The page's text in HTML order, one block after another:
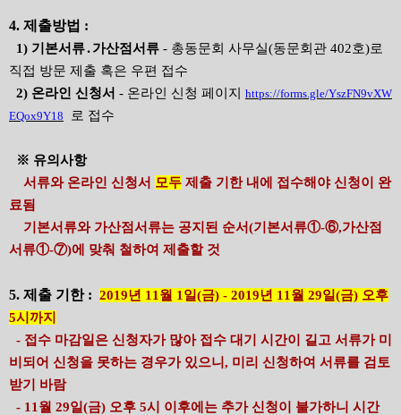
4. 제출방법 :
1) 기본서류․가산점서류 - 총동문회 사무실(동문회관 402호)로
직접 방문 제출 혹은 우편 접수
2) 온라인 신청서 - 온라인 신청 페이지 https://forms.gle/YszFN9vXW
EQox9Y18 로 접수
※ 유의사항
서류와 온라인 신청서 모두 제출 기한 내에 접수해야 신청이 완
료됨
기본서류와 가산점서류는 공지된 순서(기본서류①-⑥,가산점
서류①-⑦)에 맞춰 철하여 제출할 것
5. 제출 기한 : 2019년 11월 1일(금) - 2019년 11월 29일(금) 오후
5시까지
- 접수 마감일은 신청자가 많아 접수 대기 시간이 길고 서류가 미
비되어 신청을 못하는 경우가 있으니, 미리 신청하여 서류를 검토
받기 바람
- 11월 29일(금) 오후 5시 이후에는 추가 신청이 불가하니 시간